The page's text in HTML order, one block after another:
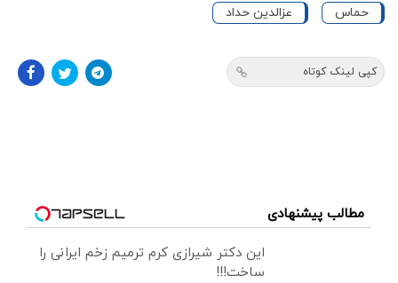
حماس عزالدین حداد
کپی لینک کوتاه
مطالب پیشنهادی
این دکتر شیرازی کرم ترمیم زخم ایرانی را
ساخت!!!